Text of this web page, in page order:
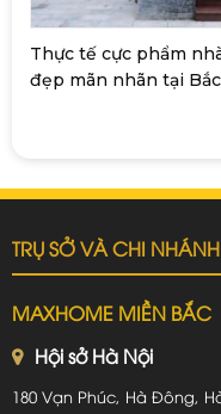
Thực tế cực phẩm
đẹp mãn nhãn tại
TRỤ SỞ VÀ CHI NHÁNH
MAXHOME MIỀN BẮC
Hội sở Hà Nội
180 Vạn Phúc, Hà Đông,